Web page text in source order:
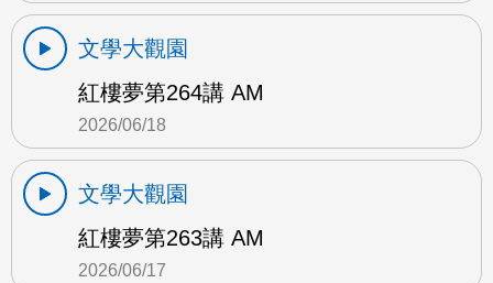
文學大觀園
紅樓夢第264講 AM
2026/06/18
文學大觀園
紅樓夢第263講 AM
2026/06/17